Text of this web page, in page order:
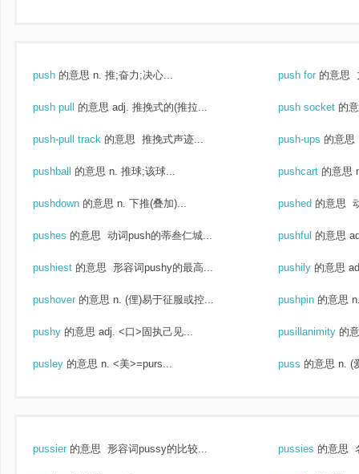
push 的意思 n. 推;奋力;决心... push for 的意思
push pull 的意思 adj. 推挽式的(推拉... push socket 的
push-pull track 的意思 推挽式声迹... push-ups 的意思
pushball 的意思 n. 推球;该球... pushcart 的意思
pushdown 的意思 n. 下推(叠加)... pushed 的意思
pushes 的意思 动词push的蒂叁仁城... pushful 的意思
pushiest 的意思 形容词pushy的最高... pushily 的意思
pushover 的意思 n. (俚)易于征服或控... pushpin 的意思
pushy 的意思 adj. <口>固执己见... pusillanimity 的
pusley 的意思 n. <美>=purs... puss 的意思 n. (
pussier 的意思 形容词pussy的比较... pussies 的意思